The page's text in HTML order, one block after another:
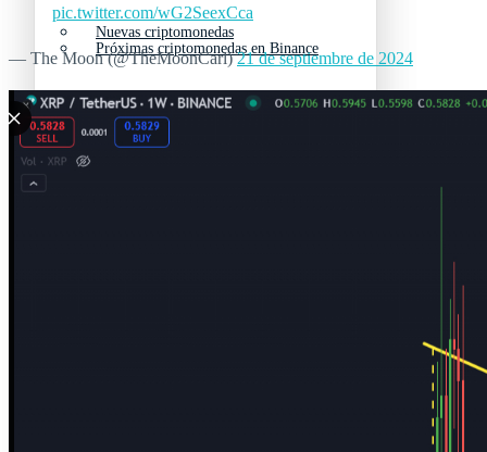
Nuevas criptomonedas
Proyectos de criptomonedas
Próximas criptomonedas en Binance
Nuevas criptomonedas
pic.twitter.com/wG2SeexCca
— The Moon (@TheMoonCarl)21 de septiembre de 2024